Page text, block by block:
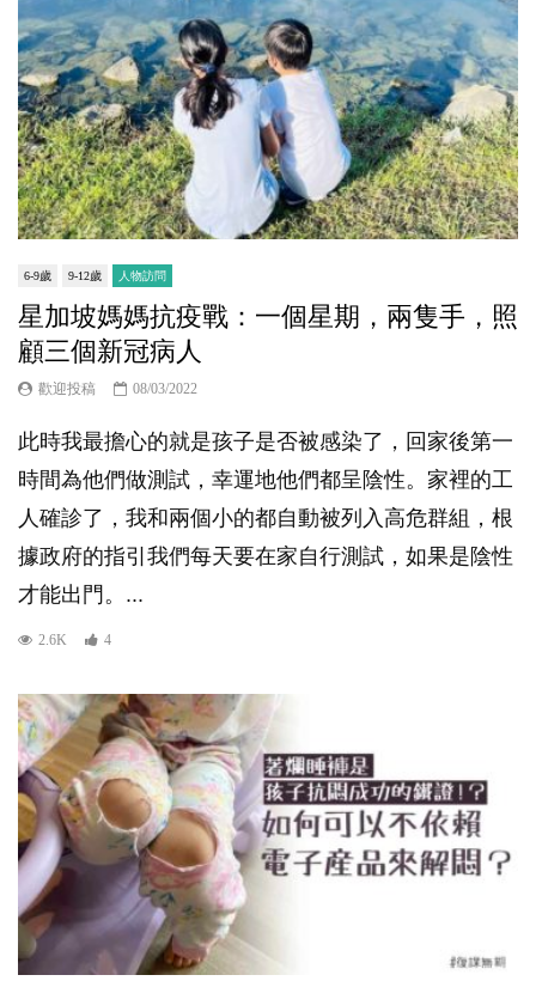
6-9歲 9-12歲 人物訪問
星加坡媽媽抗疫戰：一個星期，兩隻手，照
顧三個新冠病人
歡迎投稿 08/03/2022
此時我最擔心的就是孩子是否被感染了，回家後第一
時間為他們做測試，幸運地他們都呈陰性。家裡的工
人確診了，我和兩個小的都自動被列入高危群組，根
據政府的指引我們每天要在家自行測試，如果是陰性
才能出門。...
2.6K 4